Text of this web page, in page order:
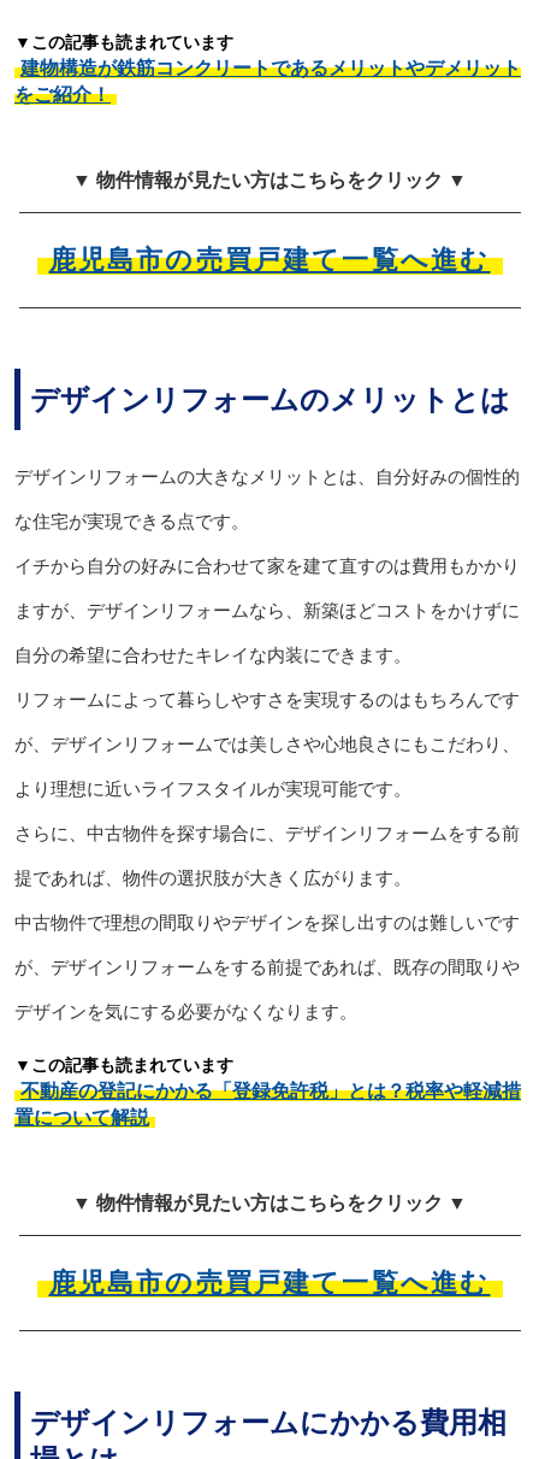
▼この記事も読まれています
建物構造が鉄筋コンクリートであるメリットやデメリット
をご紹介！
▼ 物件情報が見たい方はこちらをクリック ▼
鹿児島市の売買戸建て一覧へ進む
デザインリフォームのメリットとは
デザインリフォームの大きなメリットとは、自分好みの個性的
な住宅が実現できる点です。
イチから自分の好みに合わせて家を建て直すのは費用もかかり
ますが、デザインリフォームなら、新築ほどコストをかけずに
自分の希望に合わせたキレイな内装にできます。
リフォームによって暮らしやすさを実現するのはもちろんです
が、デザインリフォームでは美しさや心地良さにもこだわり、
より理想に近いライフスタイルが実現可能です。
さらに、中古物件を探す場合に、デザインリフォームをする前
提であれば、物件の選択肢が大きく広がります。
中古物件で理想の間取りやデザインを探し出すのは難しいです
が、デザインリフォームをする前提であれば、既存の間取りや
デザインを気にする必要がなくなります。
▼この記事も読まれています
不動産の登記にかかる「登録免許税」とは？税率や軽減措
置について解説
▼ 物件情報が見たい方はこちらをクリック ▼
鹿児島市の売買戸建て一覧へ進む
デザインリフォームにかかる費用相